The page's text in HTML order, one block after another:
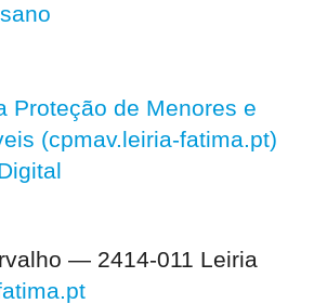
Proteção de Menores e
(cpmav.leiria-fatima.pt)
— 2414-011 Leiria